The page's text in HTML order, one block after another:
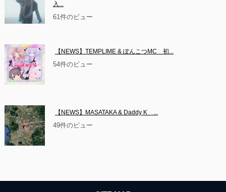
入...
61件のビュー
【NEWS】TEMPLIME & ぽんこつMC　初...
54件のビュー
【NEWS】MASATAKA & Daddy K　...
49件のビュー